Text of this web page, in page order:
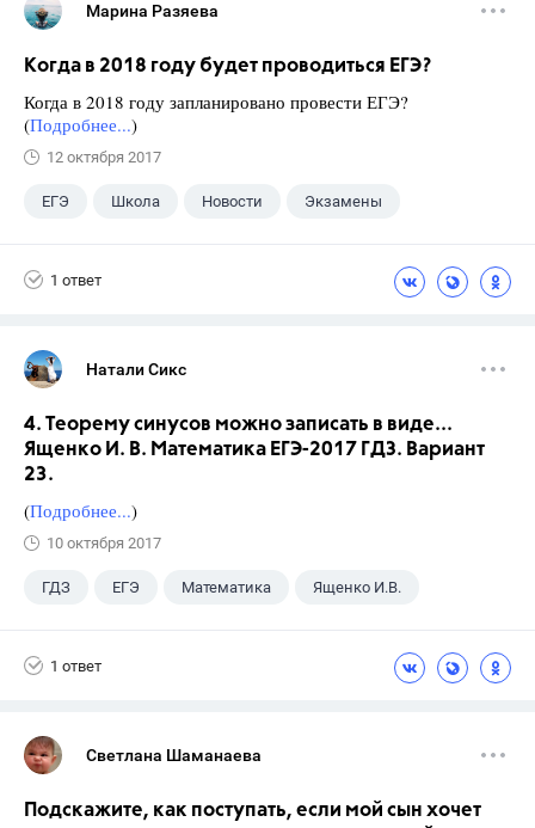
Марина Разяева
Когда в 2018 году будет проводиться ЕГЭ?
Когда в 2018 году запланировано провести ЕГЭ?
(Подробнее...)
12 октября 2017
ЕГЭ Школа Новости Экзамены
1 ответ
Натали Сикс
4. Теорему синусов можно записать в виде...
Ященко И. В. Математика ЕГЭ-2017 ГДЗ. Вариант
23.
(Подробнее...)
10 октября 2017
ГДЗ ЕГЭ Математика Ященко И.В.
1 ответ
Светлана Шаманаева
Подскажите, как поступать, если мой сын хочет